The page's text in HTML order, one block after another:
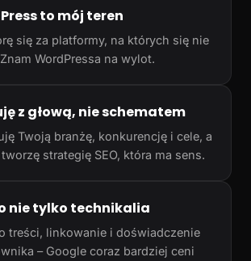
to mój teren
się za platformy, na których się nie
WordPressa na wylot.
z głową, nie schematem
Twoją branżę, konkurencję i cele, a
strategię SEO, która ma sens.
nie tylko technikalia
treści, linkowanie i doświadczenie
– Google coraz bardziej ceni